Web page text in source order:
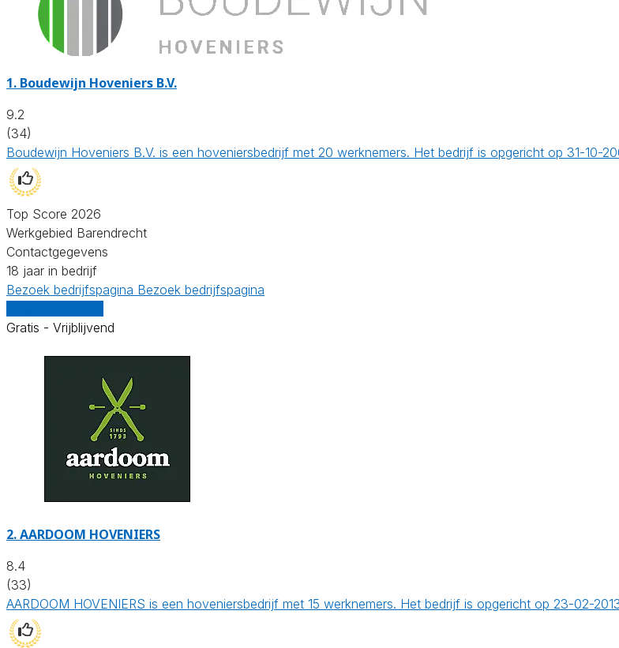
1. Boudewijn Hoveniers B.V.
9.2
(34)
Boudewijn Hoveniers B.V. is een hoveniersbedrijf met 20 werknemers. Het bedrijf is opgericht op 31-10-
Top Score 2026
Werkgebied Barendrecht
Contactgegevens
18 jaar in bedrijf
Bezoek bedrijfspagina Bezoek bedrijfspagina
Gratis - Vrijblijvend
2.AARDOOM HOVENIERS
8.4
(33)
AARDOOM HOVENIERS is een hoveniersbedrijf met 15 werknemers. Het bedrijf is opgericht op 23-02-